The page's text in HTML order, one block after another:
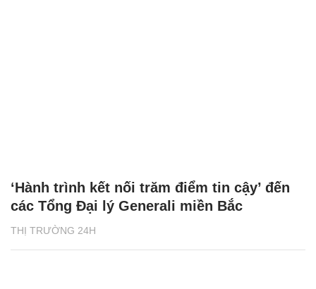
THỊ TRƯỜNG 24H
‘Hành trình kết nối trăm điểm tin cậy’ đến
các Tổng Đại lý Generali miền Bắc